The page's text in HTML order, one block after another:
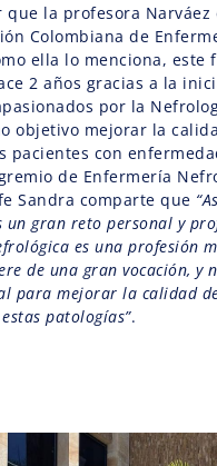
que la profesora Narváez
Colombiana de
ella lo menciona, este
2 años gracias a la
por la
objetivo mejorar la
pacientes con
de Enfermería
Sandra comparte que
un gran reto personal y
es una profesión
de una gran vocación, y
para mejorar la calidad
patologías”.